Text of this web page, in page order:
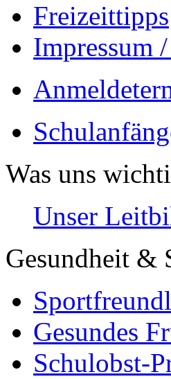
Freizeittipps
Impressum
Was uns
Unser
Gesundheit &
Gesundes
Schulobst-